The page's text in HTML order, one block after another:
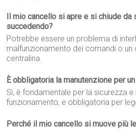
Il mio cancello si apre e si chiude da
succedendo?
Potrebbe essere un problema di
malfunzionamento dei comandi o
centralina.
È obbligatoria la manutenzione per
Sì, è fondamentale per la sicurezza
funzionamento, e obbligatoria per
Perché il mio cancello si muove più